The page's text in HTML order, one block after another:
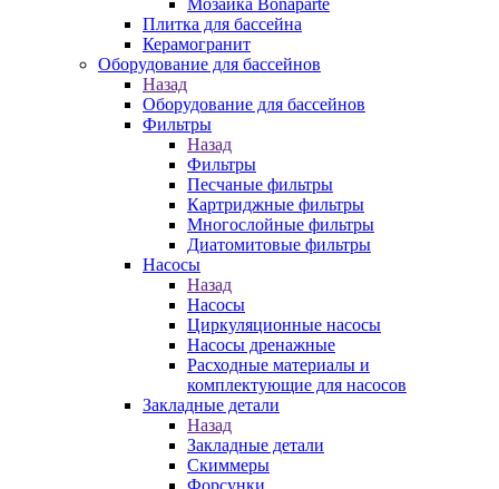
Мозаика Bonaparte
Плитка для бассейна
Керамогранит
Оборудование для бассейнов
Назад
Оборудование для бассейнов
Фильтры
Назад
Фильтры
Песчаные фильтры
Картриджные фильтры
Многослойные фильтры
Диатомитовые фильтры
Насосы
Назад
Насосы
Циркуляционные насосы
Насосы дренажные
Расходные материалы и
комплектующие для насосов
Закладные детали
Назад
Закладные детали
Скиммеры
Форсунки